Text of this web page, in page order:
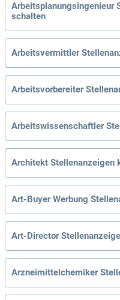
Arbeitsplanungsingenieur
schalten
Arbeitsvermittler
Arbeitsvorbereiter
Arbeitswissenschaftler
Architekt Stellenanzeigen
Art-Buyer Werbung
Art-Director
Arzneimittelchemiker